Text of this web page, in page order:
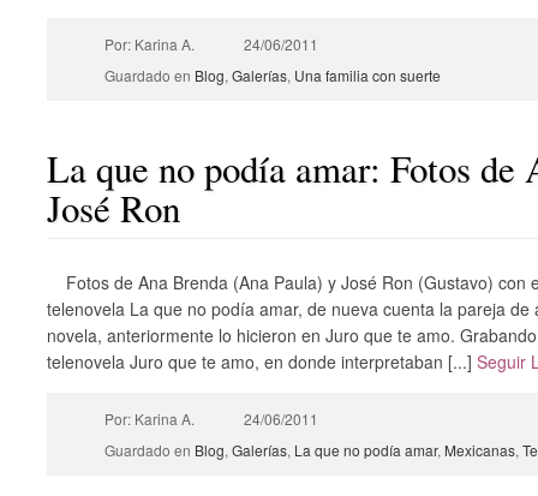
Por: Karina A.
24/06/2011
Guardado en Blog, Galerías, Una familia con suerte
La que no podía amar: Fotos de
José Ron
Fotos de Ana Brenda (Ana Paula) y José Ron (Gustavo) con
telenovela La que no podía amar, de nueva cuenta la pareja
novela, anteriormente lo hicieron en Juro que te amo.
telenovela Juro que te amo, en donde interpretaban [...]Seguir
Por: Karina A.
24/06/2011
Guardado en Blog, Galerías, La que no podía amar, Mexicanas,